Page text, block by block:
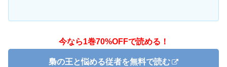
今なら1巻70%OFFで読める！
梟の王と悩める従者を無料で読む